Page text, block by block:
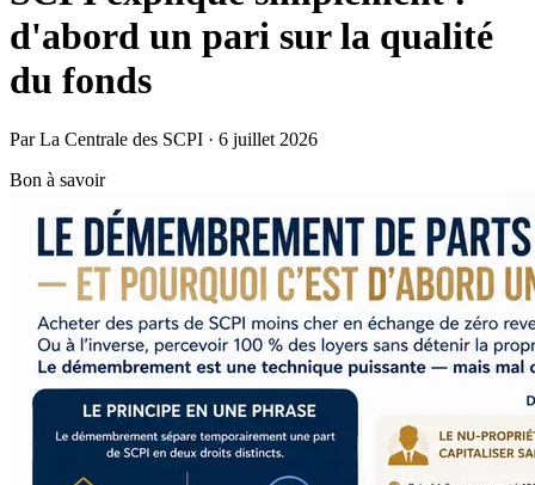
d'abord un pari sur la qualité
du fonds
Par La Centrale des SCPI · 6 juillet 2026
Bon à savoir